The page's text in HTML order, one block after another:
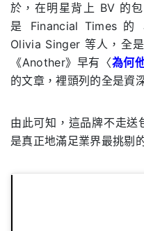
於，在明星背上 BV 的
是 Financial Times
Olivia Singer 等人，全
《Another》早有〈為何
的文章，裡頭列的全是資
由此可知，這品牌不走
是真正地滿足業界最挑剔